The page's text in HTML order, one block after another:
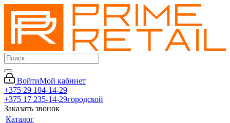
ВойтиМой кабинет
+375 29 104-14-29
+375 17 235-14-29городской
Заказать звонок
Каталог